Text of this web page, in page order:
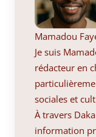
Mamadou
Je suis
rédacteur en
sociales et
À travers
information